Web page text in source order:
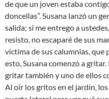
de que un joven estaba
doncellas”. Susana lanzó un
salida; si me entrego a
resisto, no escaparé de sus
víctima de sus calumnias, que
esto, Susana comenzó a
gritar también y uno de ellos
Al oír los gritos en el jardín,